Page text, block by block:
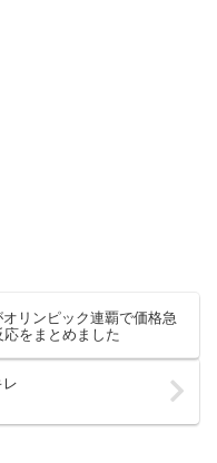
リンピック連覇で価格急
応をまとめました